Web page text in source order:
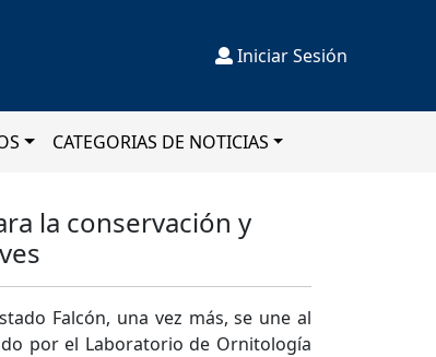
Iniciar Sesión
CATEGORIAS DE NOTICIAS
la conservación y
Falcón, una vez más, se une al
por el Laboratorio de Ornitología